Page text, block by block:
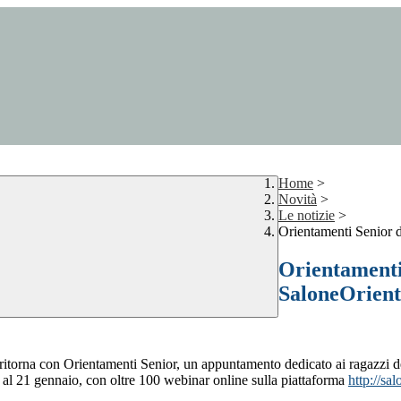
Home >
Novità >
Le notizie >
Orientamenti Senior
con Orientamenti Senior, un appuntamento dedicato ai ragazzi
21 gennaio, con oltre 100 webinar online sulla piattaforma http://